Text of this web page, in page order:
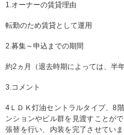
1.オーナーの賃貸理由
転勤のため賃貸として運用
2.募集～申込までの期間
約2ヵ月（退去時期によっては、半
3.コメント
4ＬＤＫ灯油セントラルタイプ、8
ンションやビル群を見渡すことが
張替を行い、内装を完了させてい